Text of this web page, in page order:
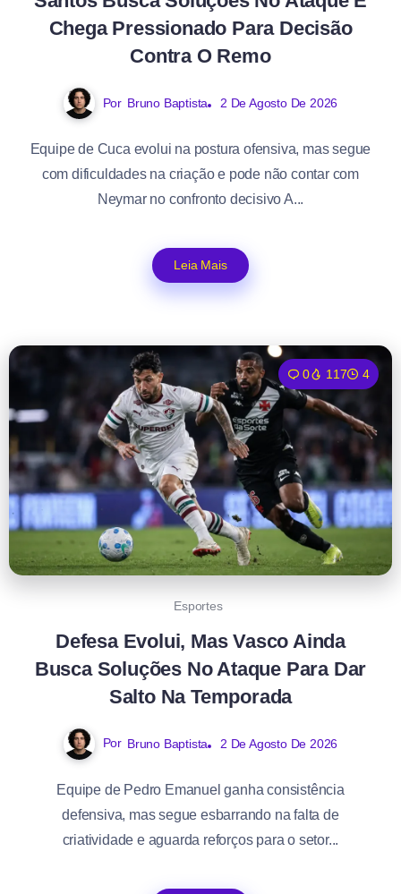
Chega Pressionado Para Decisão
Contra O Remo
Por Bruno Baptista 2 De Agosto De 2026
Equipe de Cuca evolui na postura ofensiva, mas segue
com dificuldades na criação e pode não contar com
Neymar no confronto decisivo A...
Leia Mais
0 117 4
Esportes
Defesa Evolui, Mas Vasco Ainda
Busca Soluções No Ataque Para Dar
Salto Na Temporada
Por Bruno Baptista 2 De Agosto De 2026
Equipe de Pedro Emanuel ganha consistência
defensiva, mas segue esbarrando na falta de
criatividade e aguarda reforços para o setor...